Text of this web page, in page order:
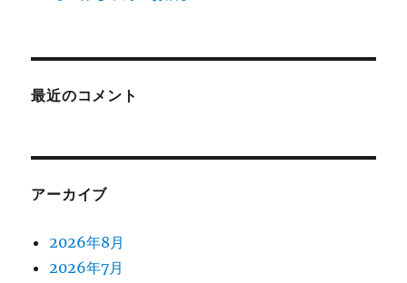
最近のコメント
アーカイブ
2026年8月
2026年7月